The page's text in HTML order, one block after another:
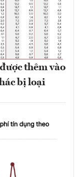
thêm vào
bị loại